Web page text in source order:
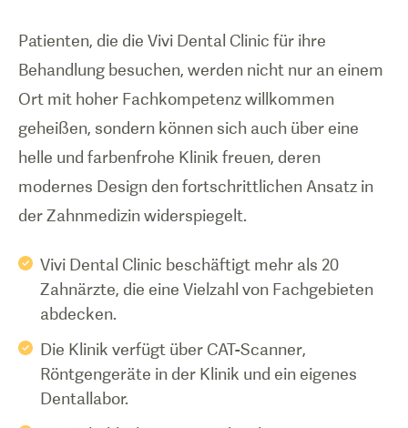
Patienten, die die Vivi Dental Clinic für ihre
Behandlung besuchen, werden nicht nur an einem
Ort mit hoher Fachkompetenz willkommen
geheißen, sondern können sich auch über eine
helle und farbenfrohe Klinik freuen, deren
modernes Design den fortschrittlichen Ansatz in
der Zahnmedizin widerspiegelt.
Vivi Dental Clinic beschäftigt mehr als 20
Zahnärzte, die eine Vielzahl von Fachgebieten
abdecken.
Die Klinik verfügt über CAT-Scanner,
Röntgengeräte in der Klinik und ein eigenes
Dentallabor.